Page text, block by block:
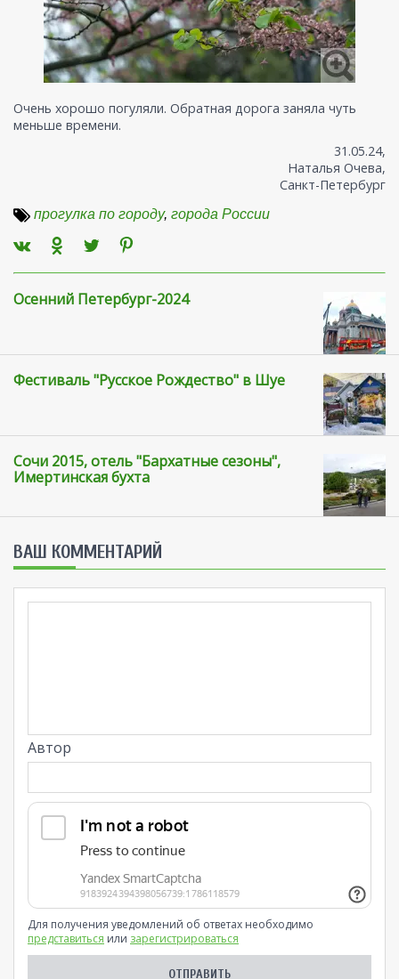
Очень хорошо погуляли. Обратная дорога заняла чуть
меньше времени.
31.05.24,
Наталья Очева,
Санкт-Петербург
прогулка по городу, города России
Осенний Петербург-2024
Фестиваль "Русское Рождество" в Шуе
Сочи 2015, отель "Бархатные сезоны",
Имертинская бухта
ВАШ КОММЕНТАРИЙ
Автор
Для получения уведомлений об ответах необходимо
представиться или зарегистрироваться